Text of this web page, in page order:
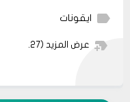
ايقونات
عرض المزيد (27)